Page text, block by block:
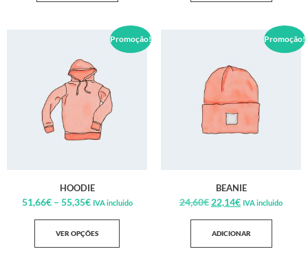
Promoção!
HOODIE
51,66€ – 55,35€ IVA incluido
VER OPÇÕES
Promoção!
BEANIE
24,60€ 22,14€ IVA incluido
ADICIONAR